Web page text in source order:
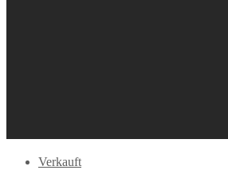
Verkauft